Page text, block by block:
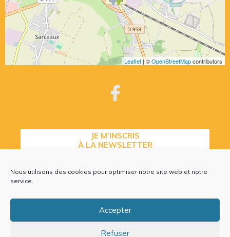
Nous utilisons des cookies pour optimiser notre site web et notre
service.
Accepter
Refuser
Leaflet | ©OpenStreetMapcontributors
JE M’INSCRIS
À LA NEWSLETTER